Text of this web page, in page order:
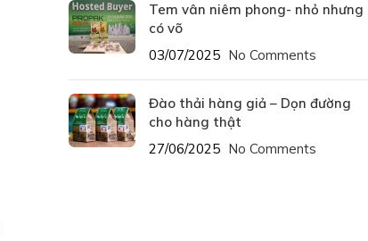
Tem vân niêm phong- nhỏ nhưng
có võ
03/07/2025 No Comments
Đào thải hàng giả – Dọn đường
cho hàng thật
27/06/2025 No Comments